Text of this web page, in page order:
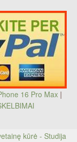
16 Pro Max|
kūrė - Studija